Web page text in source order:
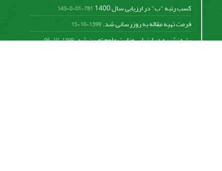
کسب رتبه "ب" در ارزیابی سال 1400 781-01-0-143
فرمت تهیه مقاله به روزرسانی شد.1399-10-15
رتبه نشریه در ارزیابی وزارت علوم تعیین شد.1399-10-06